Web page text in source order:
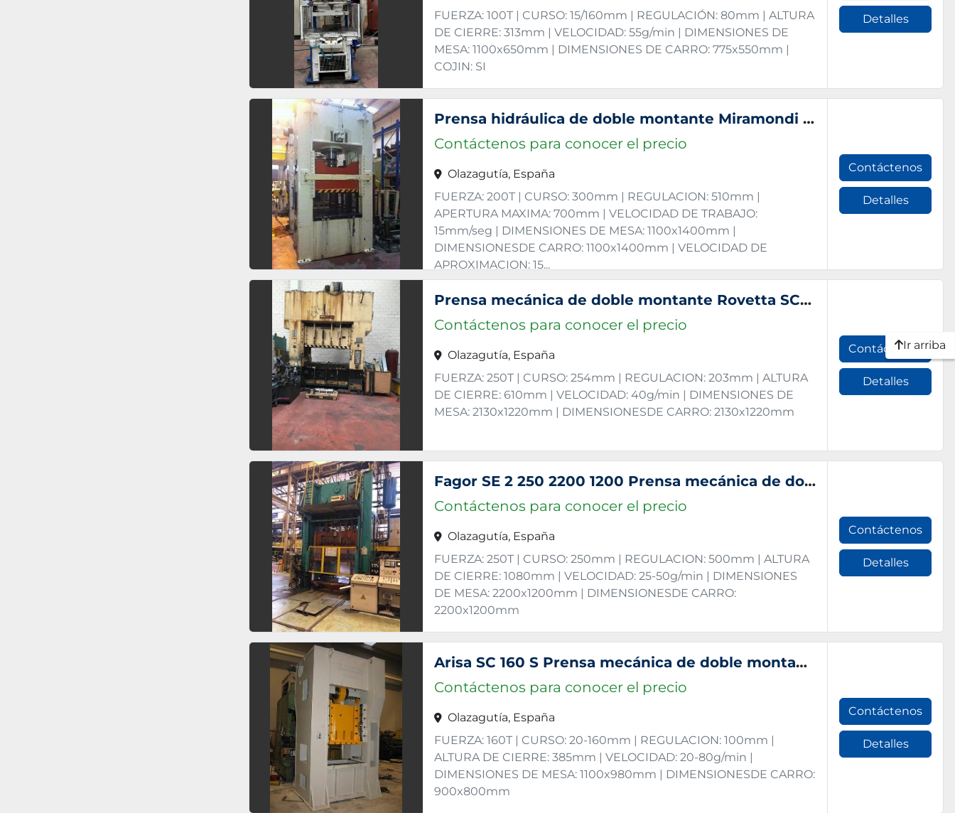
FUERZA: 100T | CURSO: 15/160mm | REGULACIÓN: 80mm | ALTURA
DE CIERRE: 313mm | VELOCIDAD: 55g/min | DIMENSIONES DE
MESA: 1100x650mm | DIMENSIONES DE CARRO: 775x550mm |
COJIN: SI
Detalles
Prensa hidráulica de doble montante Miramondi DM-200
Contáctenos para conocer el precio
Olazagutía, España
FUERZA: 200T | CURSO: 300mm | REGULACION: 510mm |
APERTURA MAXIMA: 700mm | VELOCIDAD DE TRABAJO:
15mm/seg | DIMENSIONES DE MESA: 1100x1400mm |
DIMENSIONESDE CARRO: 1100x1400mm | VELOCIDAD DE
APROXIMACION: 15...
Contáctenos
Detalles
Prensa mecánica de doble montante Rovetta SC2-250-2000-1220
Contáctenos para conocer el precio
Olazagutía, España
FUERZA: 250T | CURSO: 254mm | REGULACION: 203mm | ALTURA
DE CIERRE: 610mm | VELOCIDAD: 40g/min | DIMENSIONES DE
MESA: 2130x1220mm | DIMENSIONESDE CARRO: 2130x1220mm
Contáctenos
Detalles
Fagor SE 2 250 2200 1200 Prensa mecánica de doble montante 250t.
Contáctenos para conocer el precio
Olazagutía, España
FUERZA: 250T | CURSO: 250mm | REGULACION: 500mm | ALTURA
DE CIERRE: 1080mm | VELOCIDAD: 25-50g/min | DIMENSIONES
DE MESA: 2200x1200mm | DIMENSIONESDE CARRO:
2200x1200mm
Contáctenos
Detalles
Arisa SC 160 S Prensa mecánica de doble montante 160t.
Contáctenos para conocer el precio
Olazagutía, España
FUERZA: 160T | CURSO: 20-160mm | REGULACION: 100mm |
ALTURA DE CIERRE: 385mm | VELOCIDAD: 20-80g/min |
DIMENSIONES DE MESA: 1100x980mm | DIMENSIONESDE CARRO:
900x800mm
Contáctenos
Detalles
Ir arriba